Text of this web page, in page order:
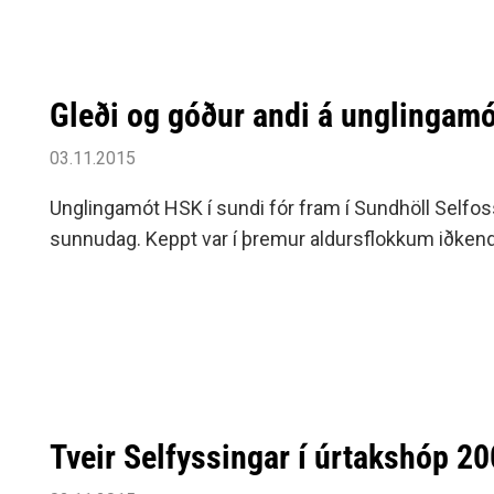
Gleði og góður andi á
03.11.2015
Unglingamót HSK í sundi fór fram í Sundhöll
sunnudag. Keppt var í þremur aldursflokkum
Tveir Selfyssingar í úrtakshóp